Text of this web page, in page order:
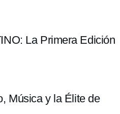
La Primera Edición
Música y la Élite de